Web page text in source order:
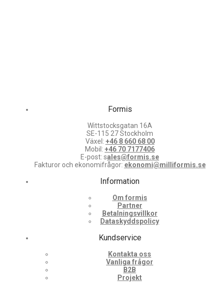
Formis
Wittstocksgatan 16A
SE-115 27 Stockholm
Växel: +46 8 660 68 00
Mobil: +46 70 7177406
E-post: sales@formis.se
Fakturor och ekonomifrågor: ekonomi@milliformis.se
Information
Om formis
Partner
Betalningsvillkor
Dataskyddspolicy
Kundservice
Kontakta oss
Vanliga frågor
B2B
Projekt